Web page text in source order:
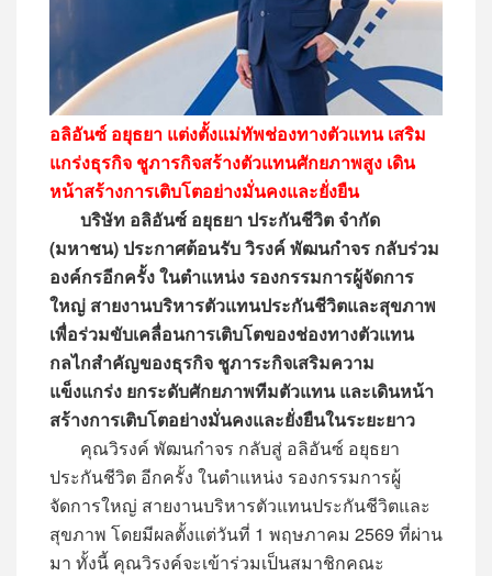
อลิอันซ์ อยุธยา แต่งตั้งแม่ทัพช่องทางตัวแทน เสริม
แกร่งธุรกิจ ชูภารกิจสร้างตัวแทนศักยภาพสูง เดิน
หน้าสร้างการเติบโตอย่างมั่นคงและยั่งยืน
บริษัท อลิอันซ์ อยุธยา ประกันชีวิต จำกัด
(มหาชน) ประกาศต้อนรับ วิรงค์ พัฒนกำจร กลับร่วม
องค์กรอีกครั้ง ในตำแหน่ง รองกรรมการผู้จัดการ
ใหญ่ สายงานบริหารตัวแทนประกันชีวิตและสุขภาพ
เพื่อร่วมขับเคลื่อนการเติบโตของช่องทางตัวแทน
กลไกสำคัญของธุรกิจ ชูภาระกิจเสริมความ
แข็งแกร่ง ยกระดับศักยภาพทีมตัวแทน และเดินหน้า
สร้างการเติบโตอย่างมั่นคงและยั่งยืนในระยะยาว
คุณวิรงค์ พัฒนกำจร กลับสู่ อลิอันซ์ อยุธยา
ประกันชีวิต อีกครั้ง ในตำแหน่ง รองกรรมการผู้
จัดการใหญ่ สายงานบริหารตัวแทนประกันชีวิตและ
สุขภาพ โดยมีผลตั้งแต่วันที่ 1 พฤษภาคม 2569 ที่ผ่าน
มา ทั้งนี้ คุณวิรงค์จะเข้าร่วมเป็นสมาชิกคณะ